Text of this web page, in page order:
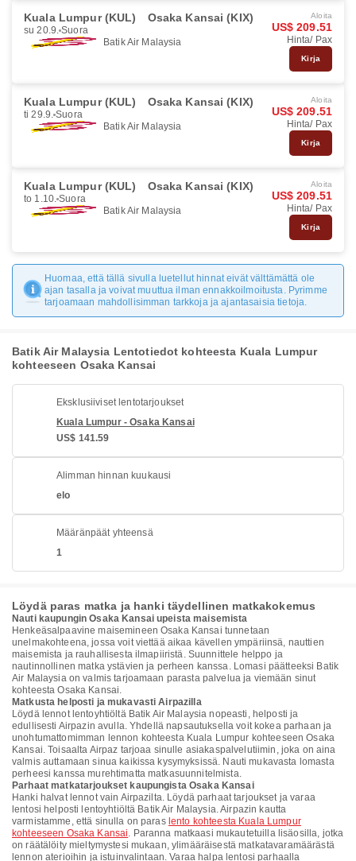
Kuala Lumpur (KUL) Osaka Kansai (KIX)
su 20.9. Suora
Batik Air Malaysia
Aloita
US$ 209.51
Hinta/ Pax
Kirja
Kuala Lumpur (KUL) Osaka Kansai (KIX)
ti 29.9. Suora
Batik Air Malaysia
Aloita
US$ 209.51
Hinta/ Pax
Kirja
Kuala Lumpur (KUL) Osaka Kansai (KIX)
to 1.10. Suora
Batik Air Malaysia
Aloita
US$ 209.51
Hinta/ Pax
Kirja
Huomaa, että tällä sivulla luetellut hinnat eivät välttämättä ole
ajan tasalla ja voivat muuttua ilman ennakkoilmoitusta. Pyrimme
tarjoamaan mahdollisimman tarkkoja ja ajantasaisia tietoja.
Batik Air Malaysia Lentotiedot kohteesta Kuala Lumpur
kohteeseen Osaka Kansai
Eksklusiiviset lentotarjoukset
Kuala Lumpur - Osaka Kansai
US$ 141.59
Alimman hinnan kuukausi
elo
Määränpäät yhteensä
1
Löydä paras matka ja hanki täydellinen matkakokemus
Nauti kaupungin Osaka Kansai upeista maisemista
Henkeäsalpaavine maisemineen Osaka Kansai tunnetaan
unelmakohteena, jossa voit viettää aikaa kävellen ympäriinsä, nauttien
maisemista ja rauhallisesta ilmapiiristä. Suunnittele helppo ja
nautinnollinen matka ystävien ja perheen kanssa. Lomasi päätteeksi Batik
Air Malaysia on valmis tarjoamaan parasta palvelua ja viemään sinut
kohteesta Osaka Kansai.
Matkusta helposti ja mukavasti Airpazilla
Löydä lennot lentoyhtiöltä Batik Air Malaysia nopeasti, helposti ja
edullisesti Airpazin avulla. Yhdellä napsautuksella voit kokea parhaan ja
unohtumattomimman lennon kohteesta Kuala Lumpur kohteeseen Osaka
Kansai. Toisaalta Airpaz tarjoaa sinulle asiakaspalvelutiimin, joka on aina
valmis auttamaan sinua kaikissa kysymyksissä. Nauti mukavasta lomasta
perheesi kanssa murehtimatta matkasuunnitelmista.
Parhaat matkatarjoukset kaupungista Osaka Kansai
Hanki halvat lennot vain Airpazilta. Löydä parhaat tarjoukset ja varaa
lentosi helposti lentoyhtiöltä Batik Air Malaysia. Airpazin kautta
varmistamme, että sinulla on paras lento kohteesta Kuala Lumpur
kohteeseen Osaka Kansai. Paranna matkaasi mukautetuilla lisäosilla, jotka
on räätälöity mieltymystesi mukaan, ylimääräisestä matkatavaramäärästä
lennon aterioihin ja istuinvalintaan. Varaa halpa lentosi parhaalla